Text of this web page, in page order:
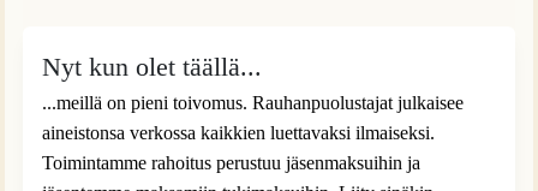
Nyt kun olet täällä...
...meillä on pieni toivomus. Rauhanpuolustajat julkaisee
aineistonsa verkossa kaikkien luettavaksi ilmaiseksi.
Toimintamme rahoitus perustuu jäsenmaksuihin ja